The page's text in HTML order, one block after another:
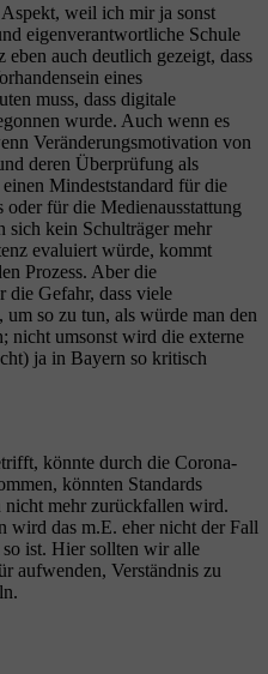
weil ich mir ja sonst
eigenverantwortliche Schule
auch deutlich gezeigt, dass
eines
muss, dass digitale
wurde. Auch wenn es
Veränderungsmotivation von
deren Überprüfung als
Mindeststandard für die
oder für die Medienausstattung
sich kein Schulträger mehr
evaluiert würde, kommt
Prozess. Aber die
Gefahr, dass viele
um so zu tun, als würde man den
nicht umsonst wird die externe
ja in Bayern so kritisch
könnte durch die Corona-
könnten Standards
nicht mehr zurückfallen wird.
wird das m.E. eher nicht der Fall
ist. Hier sollten wir alle
aufwenden, Verständnis zu